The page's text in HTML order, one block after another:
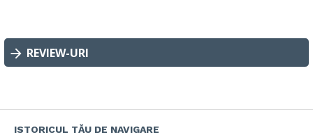
REVIEW-URI
ISTORICUL TĂU DE NAVIGARE